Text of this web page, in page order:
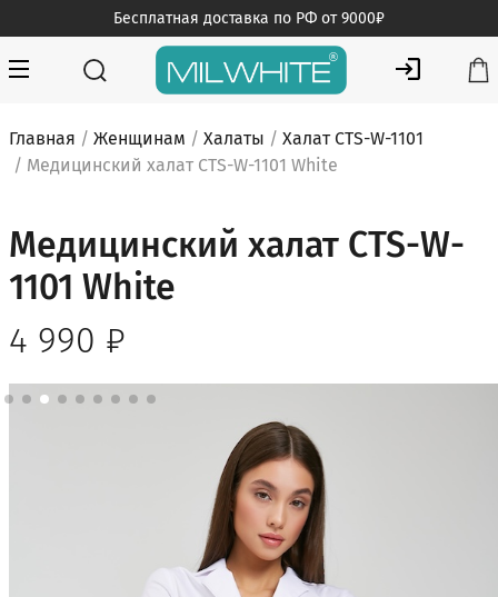
to
content
Бесплатная доставка по РФ от 9000₽
MILWHITE
MILWHITE — интернет магазин медицинской одежды
Главная / Женщинам / Халаты / Халат CTS-W-1101
/ Медицинский халат CTS-W-1101 White
Медицинский халат CTS-W-
1101 White
4 990 ₽